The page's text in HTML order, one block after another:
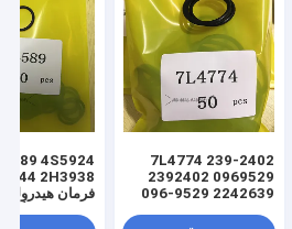
7L4774 239-2402
2392402 0969529
096-9529 2242639
فرمان